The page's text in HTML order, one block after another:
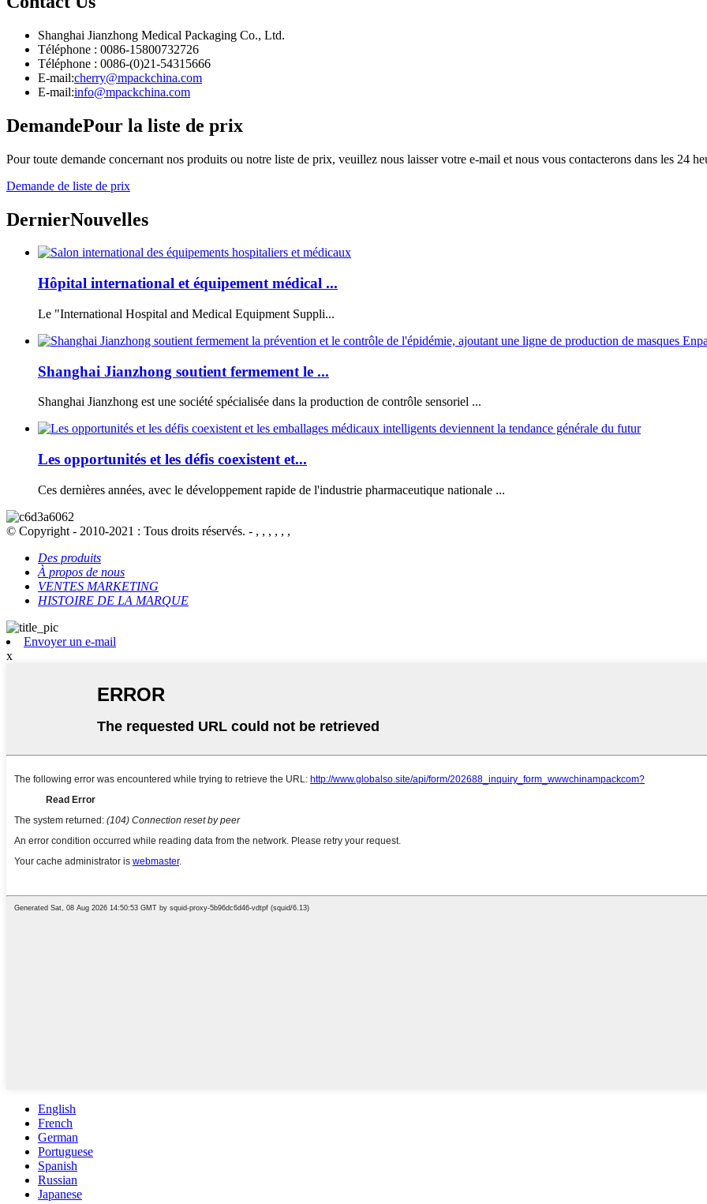
Shanghai Jianzhong Medical Packaging Co., Ltd.
Téléphone : 0086-15800732726
Téléphone : 0086-(0)21-54315666
E-mail:cherry@mpackchina.com
E-mail:info@mpackchina.com
DemandePour la liste de prix
Pour toute demande concernant nos produits ou notre liste de prix, veuillez nous laisser votre e-mail et nous vous contacterons dans les 24
Demande de liste de prix
DernierNouvelles
Hôpital international et équipement médical ...
Le "International Hospital and Medical Equipment Suppli...
Shanghai Jianzhong soutient fermement le ...
Shanghai Jianzhong est une société spécialisée dans la production de contrôle sensoriel ...
Les opportunités et les défis coexistent et...
Ces dernières années, avec le développement rapide de l'industrie pharmaceutique nationale ...
© Copyright - 2010-2021 : Tous droits réservés. - , , , , , ,
Des produits
À propos de nous
VENTES MARKETING
HISTOIRE DE LA MARQUE
Envoyer un e-mail
x
English
French
German
Portuguese
Spanish
Russian
Japanese